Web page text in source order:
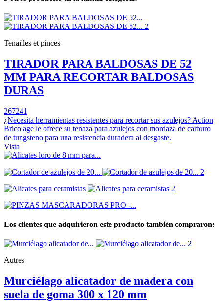
Tenailles et pinces
TIRADOR PARA BALDOSAS DE 52
MM PARA RECORTAR BALDOSAS
DURAS
267241
¿Necesita herramientas resistentes para recortar sus azulejos? Action
Bricolage le ofrece su tenaza para azulejos con mordaza de carburo
de tungsteno para una resistencia duradera al desgaste.
Vista
Los clientes que adquirieron este producto también compraron:
Autres
Murciélago alicatador de madera con
suela de goma 300 x 120 mm